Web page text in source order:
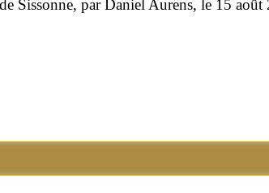
Sissonne, par Daniel Aurens, le 15 août